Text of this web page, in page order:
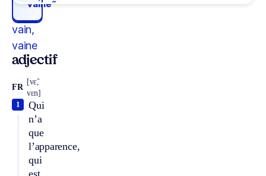
vaine“
vain,
vaine
adjectif
FR
[vɛ̃,
vɛn]
Qui
n’a
que
l’apparence,
qui
est
1